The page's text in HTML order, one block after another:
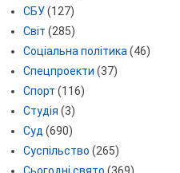
СБУ(127)
Світ (285)
Соціальна політика (46)
Спецпроекти (37)
Спорт (116)
Студія (3)
Суд (690)
Суспільство (265)
Сьогодні свято (369)